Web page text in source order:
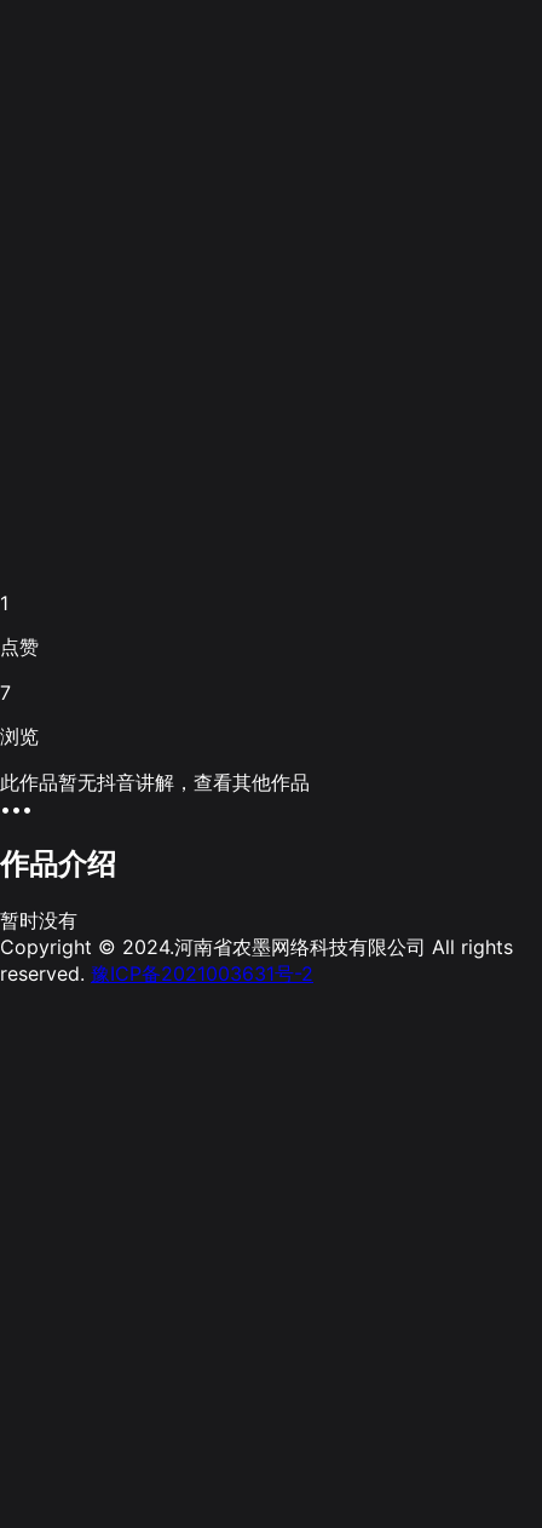
1
点赞
7
浏览
此作品暂无抖音讲解，查看其他作品
•••
作品介绍
暂时没有
Copyright © 2024.河南省农墨网络科技有限公司 All rights
reserved. 豫ICP备2021003631号-2